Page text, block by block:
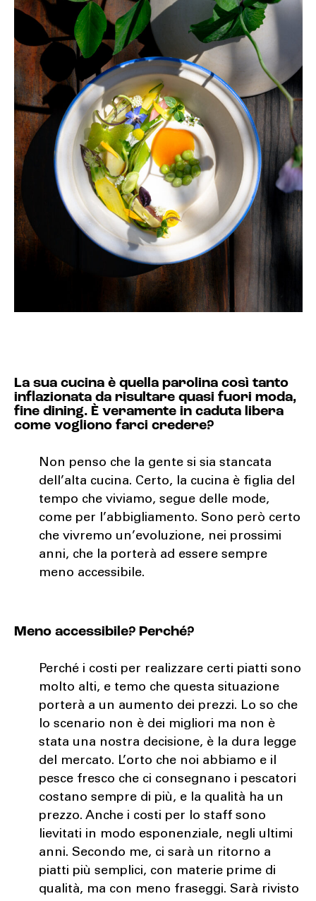
La sua cucina è quella parolina così tanto
inflazionata da risultare quasi fuori moda,
fine dining. È veramente in caduta libera
come vogliono farci credere?
Non penso che la gente si sia stancata
dell’alta cucina. Certo, la cucina è figlia del
tempo che viviamo, segue delle mode,
come per l’abbigliamento. Sono però certo
che vivremo un’evoluzione, nei prossimi
anni, che la porterà ad essere sempre
meno accessibile.
Meno accessibile? Perché?
Perché i costi per realizzare certi piatti sono
molto alti, e temo che questa situazione
porterà a un aumento dei prezzi. Lo so che
lo scenario non è dei migliori ma non è
stata una nostra decisione, è la dura legge
del mercato. L’orto che noi abbiamo e il
pesce fresco che ci consegnano i pescatori
costano sempre di più, e la qualità ha un
prezzo. Anche i costi per lo staff sono
lievitati in modo esponenziale, negli ultimi
anni. Secondo me, ci sarà un ritorno a
piatti più semplici, con materie prime di
qualità, ma con meno fraseggi. Sarà rivisto